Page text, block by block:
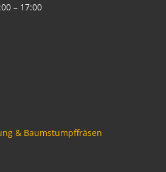
– 17:00
& Baumstumpffräsen